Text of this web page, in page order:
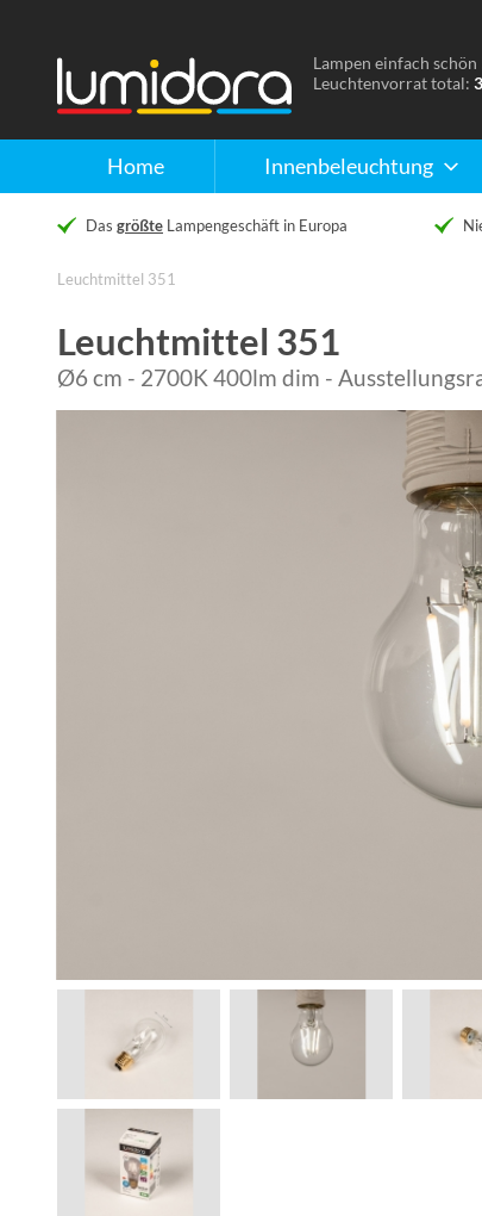
Home Innenbeleuchtung
Naar
de
Lampen einfach schön
Leuchtenvorrat total:
Das größte Lampengeschäft in Europa
Leuchtmittel 351
Leuchtmittel 351
Ø6 cm - 2700K 400lm dim -